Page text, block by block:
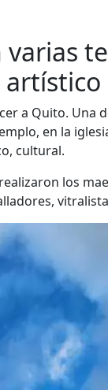
a Quito. Una
en la
cultural.
los